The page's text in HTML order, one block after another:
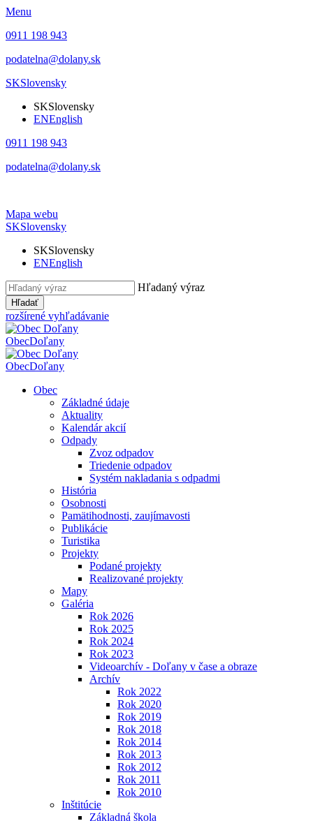
Menu
0911 198 943
podatelna@dolany.sk
SKSlovensky
SKSlovensky
ENEnglish
0911 198 943
podatelna@dolany.sk
Mapa webu
SKSlovensky
SKSlovensky
ENEnglish
Hľadaný výraz
Hľadať
rozšírené vyhľadávanie
ObecDoľany
ObecDoľany
Obec
Základné údaje
Aktuality
Kalendár akcií
Odpady
Zvoz odpadov
Triedenie odpadov
Systém nakladania s odpadmi
História
Osobnosti
Pamätihodnosti, zaujímavosti
Publikácie
Turistika
Projekty
Podané projekty
Realizované projekty
Mapy
Galéria
Rok 2026
Rok 2025
Rok 2024
Rok 2023
Videoarchív - Doľany v čase a obraze
Archív
Rok 2022
Rok 2020
Rok 2019
Rok 2018
Rok 2014
Rok 2013
Rok 2012
Rok 2011
Rok 2010
Inštitúcie
Základná škola